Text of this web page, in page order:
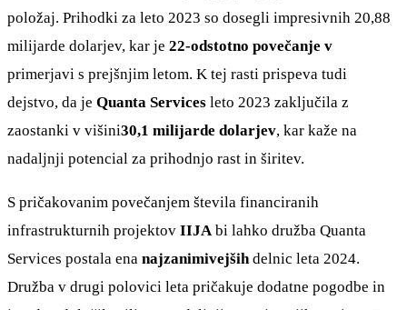
položaj. Prihodki za leto 2023 so dosegli impresivnih 20,88
milijarde dolarjev, kar je 22-odstotno povečanje v
primerjavi s prejšnjim letom. K tej rasti prispeva tudi
dejstvo, da je Quanta Services leto 2023 zaključila z
zaostanki v višini30,1 milijarde dolarjev, kar kaže na
nadaljnji potencial za prihodnjo rast in širitev.
S pričakovanim povečanjem števila financiranih
infrastrukturnih projektov IIJAbi lahko družba Quanta
Services postala ena najzanimivejšihdelnic leta 2024.
Družba v drugi polovici leta pričakuje dodatne pogodbe in